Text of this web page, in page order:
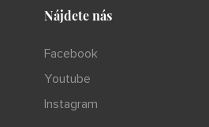
Nájdete nás
Facebook
Youtube
Instagram